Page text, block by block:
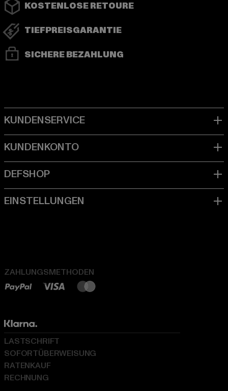
KOSTENLOSE RETOURE
TIEFPREISGARANTIE
SICHERE BEZAHLUNG
ZAHLUNGSMETHODEN
LASTSCHRIFT
SOFORTÜBERWEISUNG
RATENKAUF
RECHNUNG